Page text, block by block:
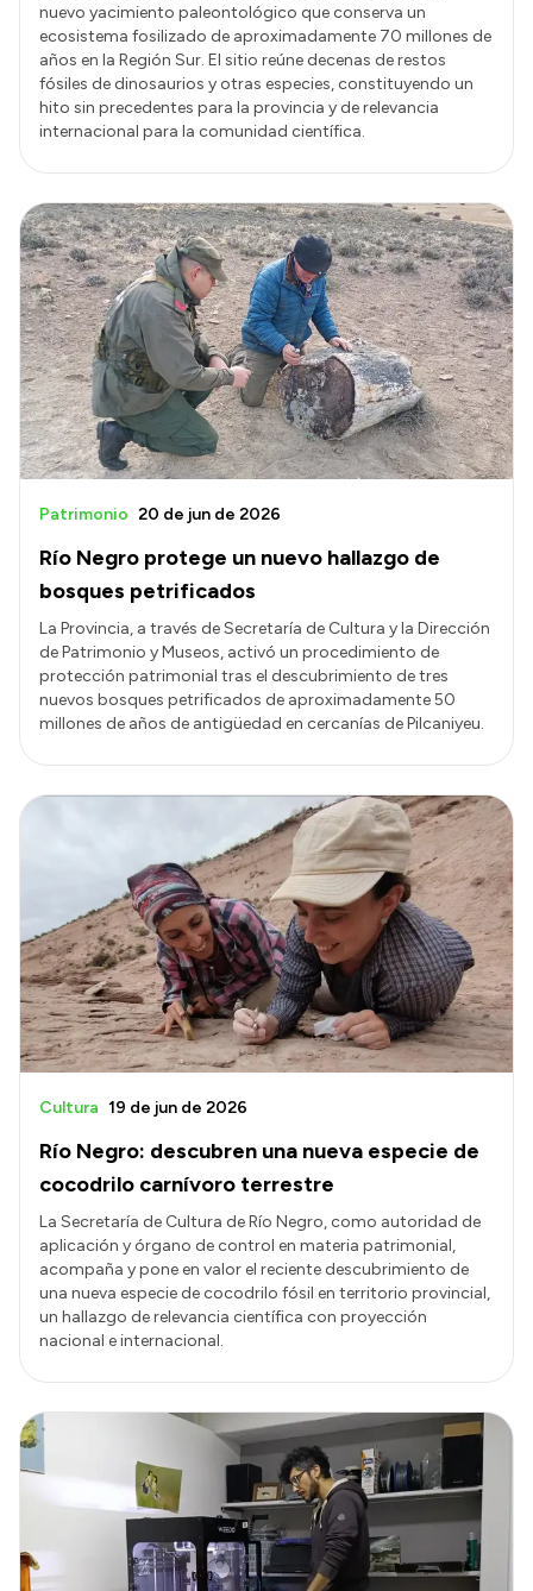
nuevo yacimiento paleontológico que conserva un
ecosistema fosilizado de aproximadamente 70 millones de
años en la Región Sur. El sitio reúne decenas de restos
fósiles de dinosaurios y otras especies, constituyendo un
hito sin precedentes para la provincia y de relevancia
internacional para la comunidad científica.
Río Negro protege un nuevo hallazgo de
bosques petrificados
Patrimonio 20 de jun de 2026
La Provincia, a través de Secretaría de Cultura y la Dirección
de Patrimonio y Museos, activó un procedimiento de
protección patrimonial tras el descubrimiento de tres
nuevos bosques petrificados de aproximadamente 50
millones de años de antigüedad en cercanías de Pilcaniyeu.
Río Negro: descubren una nueva especie de
cocodrilo carnívoro terrestre
Cultura 19 de jun de 2026
La Secretaría de Cultura de Río Negro, como autoridad de
aplicación y órgano de control en materia patrimonial,
acompaña y pone en valor el reciente descubrimiento de
una nueva especie de cocodrilo fósil en territorio provincial,
un hallazgo de relevancia científica con proyección
nacional e internacional.